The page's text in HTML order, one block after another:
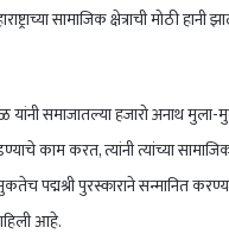
सामाजिक क्षेत्राची मोठी
समाजातल्या हजारो अनाथ
काम करत, त्यांनी त्यांच्या
पद्मश्री पुरस्काराने सन्मानित
आहे.